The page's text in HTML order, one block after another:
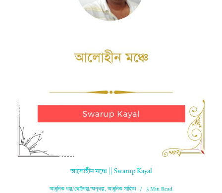
আলোহীন মঞ্চে || Swarup Kayal
আধুনিক গল্প/ছোটগল্প/অণুগল্প,আধুনিক সাহিত্য 3 Min Read